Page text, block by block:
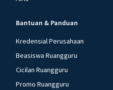
Bantuan & Panduan
Kredensial Perusahaan
Beasiswa Ruangguru
Cicilan Ruangguru
Promo Ruangguru